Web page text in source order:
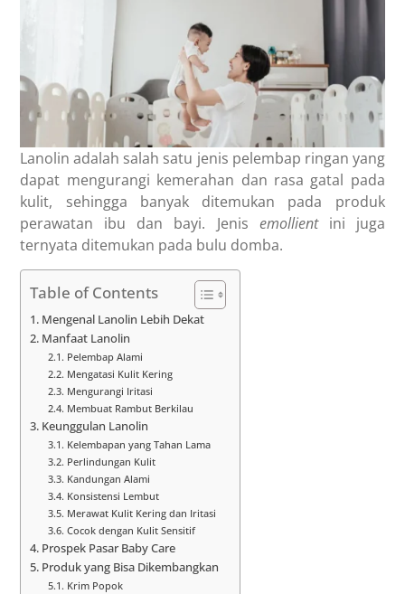
Lanolin adalah salah satu jenis pelembap ringan yang
dapat mengurangi kemerahan dan rasa gatal pada
kulit, sehingga banyak ditemukan pada produk
perawatan ibu dan bayi. Jenis emollient ini juga
ternyata ditemukan pada bulu domba.
Table of Contents
Mengenal Lanolin Lebih Dekat
Manfaat Lanolin
Pelembap Alami
Mengatasi Kulit Kering
Mengurangi Iritasi
Membuat Rambut Berkilau
Keunggulan Lanolin
Kelembapan yang Tahan Lama
Perlindungan Kulit
Kandungan Alami
Konsistensi Lembut
Merawat Kulit Kering dan Iritasi
Cocok dengan Kulit Sensitif
Prospek Pasar Baby Care
Produk yang Bisa Dikembangkan
Krim Popok